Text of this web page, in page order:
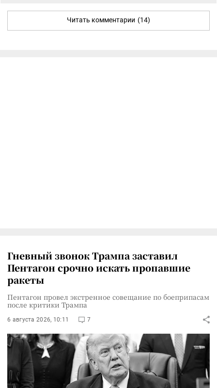
Читать комментарии (14)
Гневный звонок Трампа заставил
Пентагон срочно искать пропавшие
ракеты
Пентагон провел экстренное совещание по боеприпасам
после критики Трампа
6 августа 2026, 10:11 7